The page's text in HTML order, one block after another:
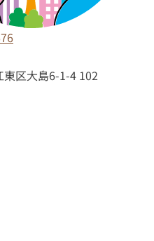
区大島6-1-4 102